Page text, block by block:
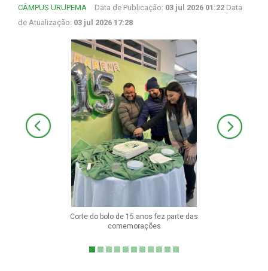
CÂMPUS URUPEMA Data de Publicação: 03 jul 2026 01:22 Data
de Atualização: 03 jul 2026 17:28
Corte do bolo de 15 anos fez parte das
comemorações